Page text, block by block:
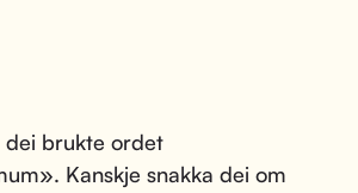
dei brukte ordet
Kanskje snakka dei om